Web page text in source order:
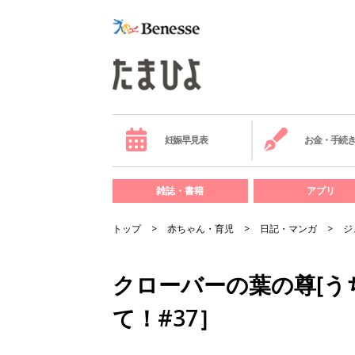
妊娠早見表 お金・手続き
雑誌・書籍 アプリ
トップ 赤ちゃん・育児 日記・マンガ
クローバーの葉の尊[
て！#37］